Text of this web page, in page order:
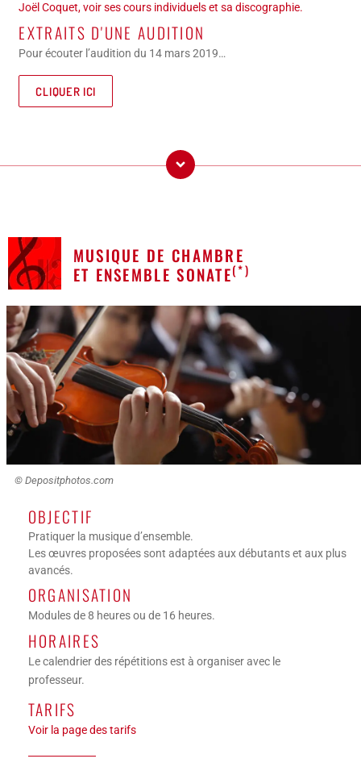
Joël Coquet, voir ses cours individuels et sa discographie.
EXTRAITS D'UNE AUDITION
Pour écouter l’audition du 14 mars 2019…
CLIQUER ICI
MUSIQUE DE CHAMBRE
ET ENSEMBLE SONATE(*)
© Depositphotos.com
OBJECTIF
Pratiquer la musique d’ensemble.
Les œuvres proposées sont adaptées aux débutants et aux plus
avancés.
ORGANISATION
Modules de 8 heures ou de 16 heures.
HORAIRES
Le calendrier des répétitions est à organiser avec le
professeur.
TARIFS
Voir la page des tarifs